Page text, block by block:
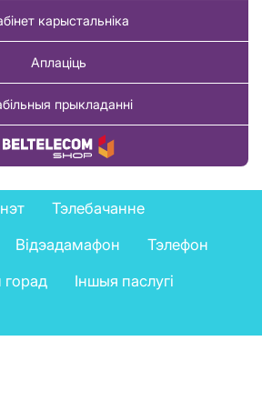
карыстальніка
Аплаціць
прыкладанні
Купіць тавар
Тэлебачанне
Відэадамафон
Тэлефон
Іншыя паслугі